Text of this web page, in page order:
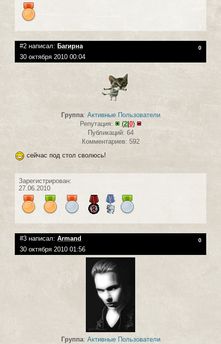
#2 написал: Багирна 0
30 октября 2010 00:04
Группа: Активные Пользователи
Репутация:
(2| 0)
Публикаций: 64
Комментариев: 592
сейчас под стол сволюсь!
Зарегистрирован:
27.06.2010
#3 написал: Armand 0
30 октября 2010 01:56
Группа: Активные Пользователи